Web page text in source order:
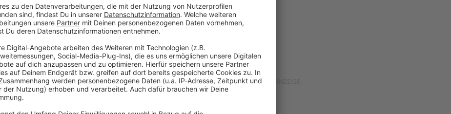
Sichtung von Drohnen in der Nähe des Münchner
Markus Söder (CSU) mehr Rechte für die Polizei
Polizei müsse in die Lage versetzt werden, Drohnen
«Bild»-Zeitung . Er wiederholte damit eine bereits seit
wolle bereits in der nächsten Kabinettssitzung
auf den Weg bringen.
Druck. Ab jetzt muss gelten: Abschießen statt
Polizei muss Drohnen sofort abschießen können.»
war es bis August in diesem Jahr bereits zu
Flughafen gekommen.